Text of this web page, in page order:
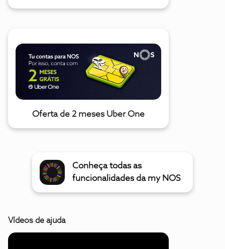
Oferta de 2 meses Uber One
Conheça todas as
funcionalidades da my NOS
Vídeos de ajuda